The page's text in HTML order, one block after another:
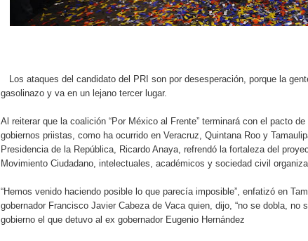
Los ataques del candidato del PRI son por desesperación, porque la
gasolinazo y va en un lejano tercer lugar.
Al reiterar que la coalición “Por México al Frente” terminará con el pacto
gobiernos priistas, como ha ocurrido en Veracruz, Quintana Roo y
Presidencia de la República, Ricardo Anaya, refrendó la fortaleza del
Movimiento Ciudadano, intelectuales, académicos y sociedad civil
“Hemos venido haciendo posible lo que parecía imposible”, enfatizó en
gobernador Francisco Javier Cabeza de Vaca quien, dijo, “no se dobla, no
gobierno el que detuvo al ex gobernador Eugenio Hernández